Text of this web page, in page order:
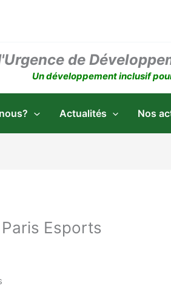
de
Un développement inclusif
Actualités Nos
Esports